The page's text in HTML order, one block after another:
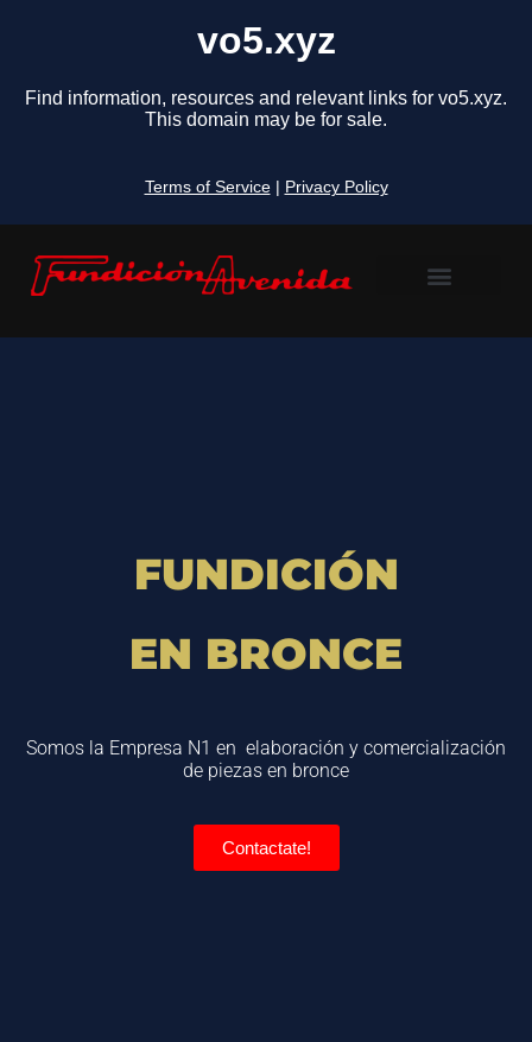
vo5.xyz
Find information, resources and relevant links for vo5.xyz.
This domain may be for sale.
Terms of Service Privacy Policy
FUNDICIÓN
EN BRONCE
Somos la Empresa N1 en elaboración y comercialización
de piezas en bronce
Contactate!